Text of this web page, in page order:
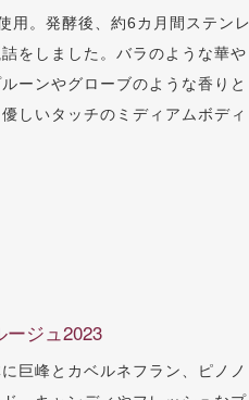
用。発酵後、約6カ月間ステンレ
をしました。バラのような華や
ーンやグローブのような香りと
しいタッチのミディアムボディ
ジュ2023
巨峰とカベルネフラン、ピノノ